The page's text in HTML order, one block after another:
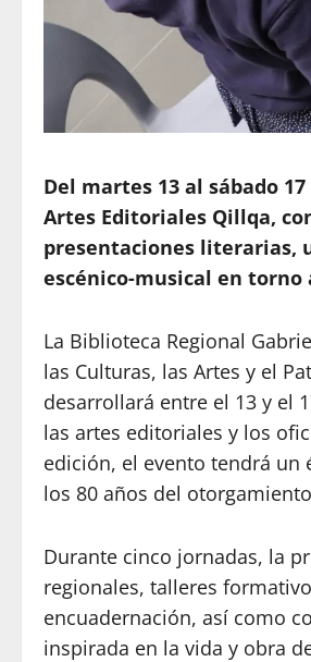
Del martes 13 al sábado
Artes Editoriales Qillqa,
presentaciones literarias,
escénico-musical en
La Biblioteca Regional
las Culturas, las Artes y el
desarrollará entre el 13 y el
las artes editoriales y los
edición, el evento tendrá un
los 80 años del
Durante cinco jornadas, la
regionales, talleres
encuadernación, así como
inspirada en la vida y obra